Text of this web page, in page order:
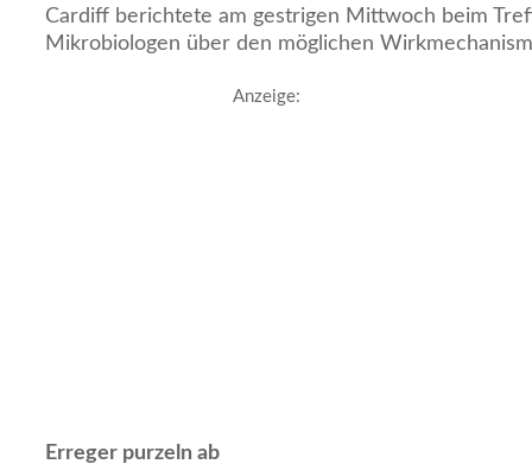
Cardiff berichtete am gestrigen Mittwoch beim
Mikrobiologen über den möglichen
Anzeige:
Erreger purzeln ab